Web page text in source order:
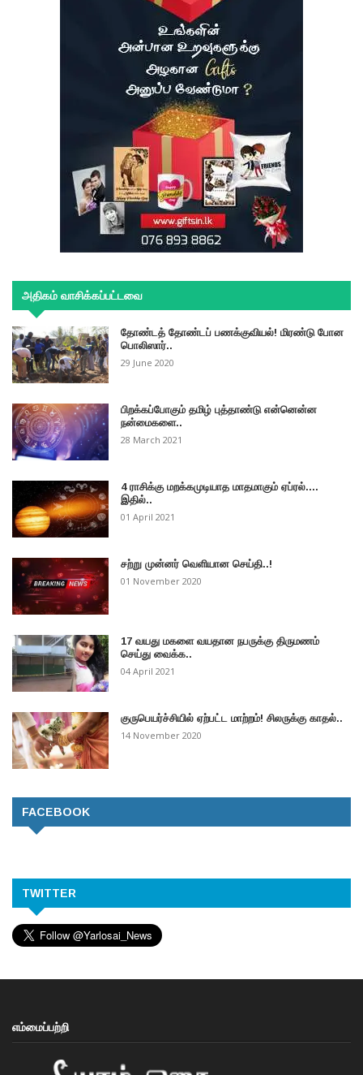
அதிகம் வாசிக்கப்பட்டவை
தோண்டத் தோண்டப் பணக்குவியல்! மிரண்டு போன
பொலிஸார்..
29 June 2020
பிறக்கப்போகும் தமிழ் புத்தாண்டு என்னென்ன
நன்மைகளை..
28 March 2021
4 ராசிக்கு மறக்கமுடியாத மாதமாகும் ஏப்ரல்....
இதில்..
01 April 2021
சற்று முன்னர் வெளியான செய்தி..!
01 November 2020
17 வயது மகளை வயதான நபருக்கு திருமணம்
செய்து வைக்க..
04 April 2021
குருபெயர்ச்சியில் ஏற்பட்ட மாற்றம்! சிலருக்கு காதல்..
14 November 2020
FACEBOOK
TWITTER
எம்மைப்பற்றி